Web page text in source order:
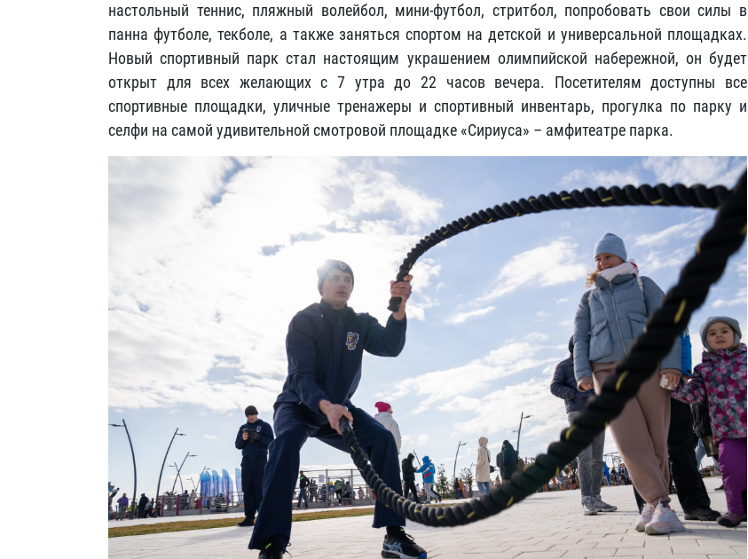
настольный теннис, пляжный волейбол, мини-футбол, стритбол, попробовать свои силы в
панна футболе, текболе, а также заняться спортом на детской и универсальной площадках.
Новый спортивный парк стал настоящим украшением олимпийской набережной, он будет
открыт для всех желающих с 7 утра до 22 часов вечера. Посетителям доступны все
спортивные площадки, уличные тренажеры и спортивный инвентарь, прогулка по парку и
селфи на самой удивительной смотровой площадке «Сириуса» – амфитеатре парка.